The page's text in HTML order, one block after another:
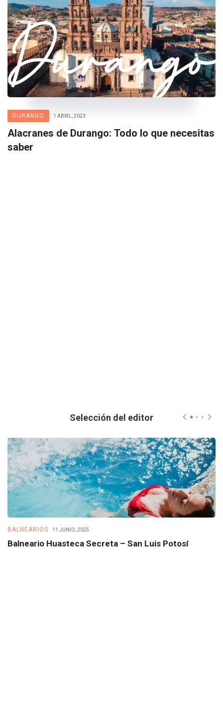
DURANGO 1 ABRIL, 2023
Alacranes de Durango: Todo lo que necesitas
saber
Selección del editor
BALNEARIOS 11 JUNIO, 2025
Balneario Huasteca Secreta – San Luis Potosí